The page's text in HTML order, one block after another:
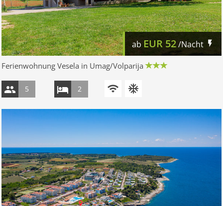
ab EUR 52/Nacht
Ferienwohnung Vesela in Umag/Volparija
5 2